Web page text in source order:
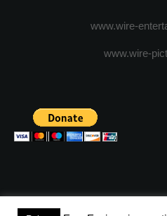
www.wire-
www.wire-